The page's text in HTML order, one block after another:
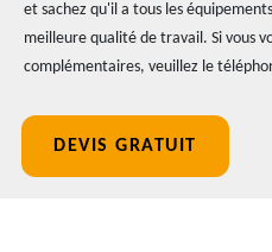
et sachez qu'il a tous les
meilleure qualité de travail. Si vous
complémentaires, veuillez le
DEVIS GRATUIT